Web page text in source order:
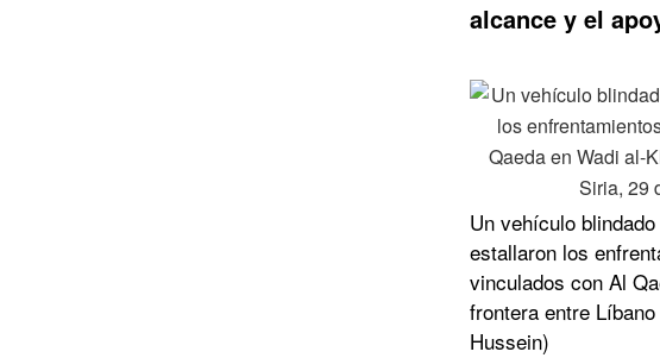
alcance y el
Un vehículo
estallaron los
vinculados con Al
frontera entre
Hussein)